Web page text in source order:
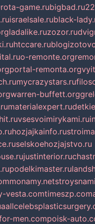
game.rubigbad.ru
israelsale.rublack-
ladalike.ruzozor.ru
htccare.ru
o-remonte.org
portal-remonta.org
mycrazystars.ru
warren-buffett.org
materialexpert.ru
vsesvoimirykami.ru
hozjajkainfo.ru
selskoehozjajstvo.ru
justinterior.ru
podelkimaster.ru
monamy.net
vesta.comtimeszp.com
men.compoisk-